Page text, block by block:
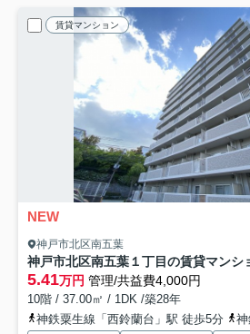
賃貸マンション
NEW
神戸市北区南五葉
神戸市北区南五葉１丁目の賃貸マンシ
5.41万円 管理/共益費4,000円
10階 / 37.00㎡ / 1DK /築28年
神鉄粟生線「西鈴蘭台」駅 徒歩5分
神